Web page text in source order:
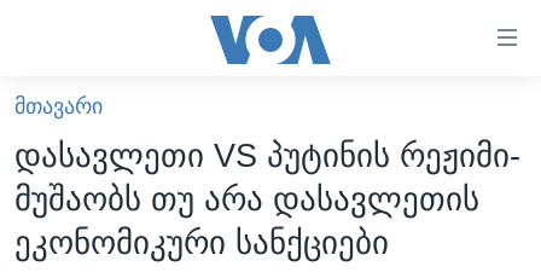
ხელმისაწვდომობისთვის
გადადით
მთავარზე
გადადით
მთავარ
ნავიგაციაზე
გადადით
ᲐᲮᲐᲚᲘ ᲐᲛᲑᲔᲑᲘ
ᲡᲐᲥᲐᲠᲗᲕᲔᲚᲝ
ᲐᲨᲨ
ᲛᲗᲐᲕᲐᲠᲘ
დასავლეთი VS პუტინის რეჟიმი-
მუშაობს თუ არა დასავლეთის
ეკონომიკური სანქციები